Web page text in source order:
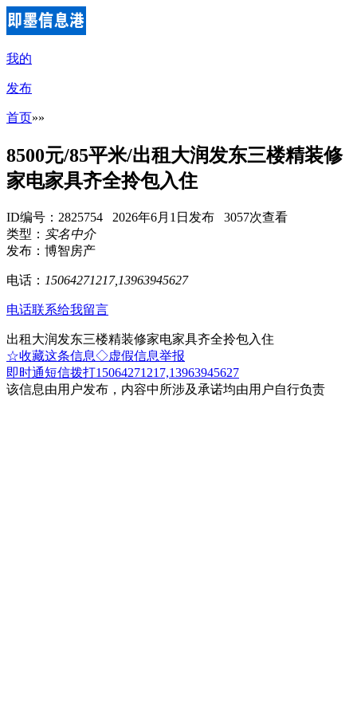
我的
发布
首页»»
8500元/85平米/出租大润发东三楼精装修
家电家具齐全拎包入住
ID编号：2825754 2026年6月1日发布 3057次查看
类型： 实名中介
发布：博智房产
电话： 15064271217,13963945627
电话联系给我留言
出租大润发东三楼精装修家电家具齐全拎包入住
☆收藏这条信息◇虚假信息举报
即时通短信拨打15064271217,13963945627
该信息由用户发布，内容中所涉及承诺均由用户自行负责